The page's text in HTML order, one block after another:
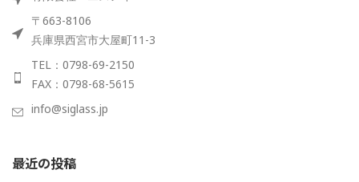
〒663-8106
兵庫県西宮市大屋町11-3
TEL：0798-69-2150
FAX：0798-68-5615
info@siglass.jp
最近の投稿